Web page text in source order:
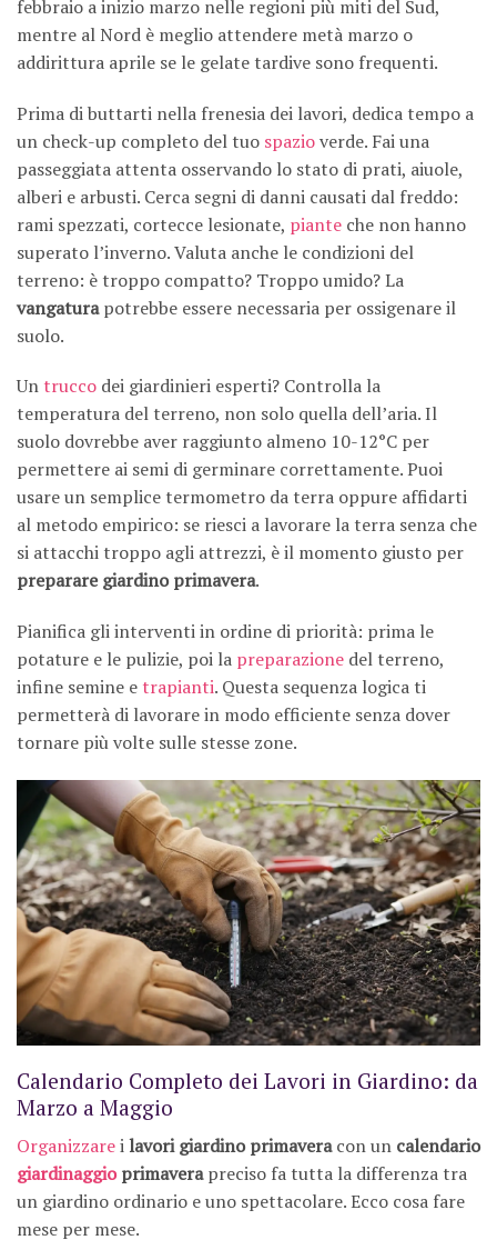
febbraio a inizio marzo nelle regioni più miti del Sud,
mentre al Nord è meglio attendere metà marzo o
addirittura aprile se le gelate tardive sono frequenti.
Prima di buttarti nella frenesia dei lavori, dedica tempo a
un check-up completo del tuo spazioverde. Fai una
passeggiata attenta osservando lo stato di prati, aiuole,
alberi e arbusti. Cerca segni di danni causati dal freddo:
rami spezzati, cortecce lesionate, piante che non hanno
superato l’inverno. Valuta anche le condizioni del
terreno: è troppo compatto? Troppo umido? La
vangaturapotrebbe essere necessaria per ossigenare il
suolo.
Untrucco dei giardinieri esperti? Controlla la
temperatura del terreno, non solo quella dell’aria. Il
suolo dovrebbe aver raggiunto almeno 10-12°C per
permettere ai semi di germinare correttamente. Puoi
usare un semplice termometro da terra oppure affidarti
al metodo empirico: se riesci a lavorare la terra senza che
si attacchi troppo agli attrezzi, è il momento giusto per
preparare giardino primavera.
Pianifica gli interventi in ordine di priorità: prima le
potature e le pulizie, poi la preparazione del terreno,
infine semine etrapianti. Questa sequenza logica ti
permetterà di lavorare in modo efficiente senza dover
tornare più volte sulle stesse zone.
Calendario Completo dei Lavori in Giardino: da
Marzo a Maggio
Organizzareilavori giardino primaveracon un calendario
giardinaggioprimaverapreciso fa tutta la differenza tra
un giardino ordinario e uno spettacolare. Ecco cosa fare
mese per mese.